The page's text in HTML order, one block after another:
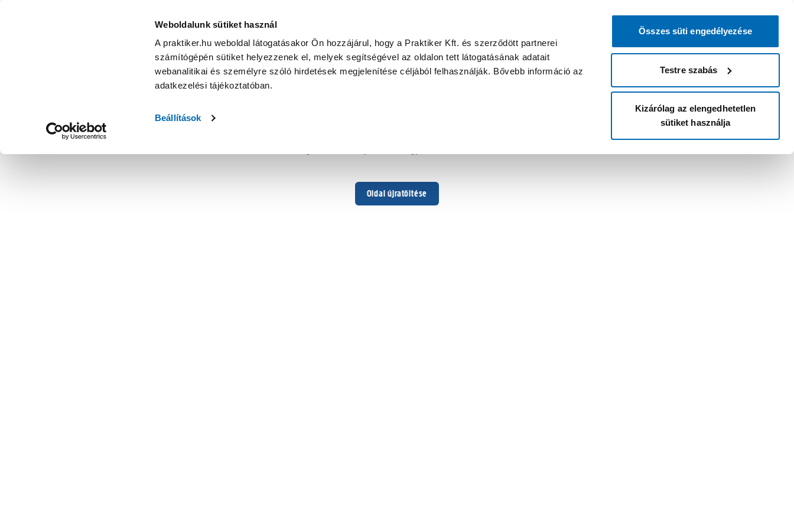
Weboldalunk sütiket használ
A praktiker.hu weboldal látogatásakor Ön hozzájárul, hogy a Praktiker Kft. és szerződött partnerei
számítógépén sütiket helyezzenek el, melyek segítségével az oldalon tett látogatásának adatait
webanalitikai és személyre szóló hirdetések megjelenítése céljából felhasználják. Bővebb információ az
adatkezelési tájékoztatóban.
Beállítások
Összes süti engedélyezése
Testre szabás
Kizárólag az elengedhetetlen
sütiket használja
Oldal újratöltése